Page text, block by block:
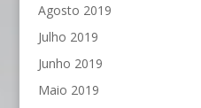
Agosto 2019
Julho 2019
Junho 2019
Maio 2019